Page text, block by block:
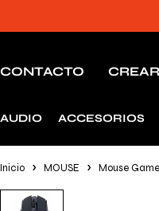
CONTACTO
AUDIO ACCESORIOS
Inicio MOUSE Mouse